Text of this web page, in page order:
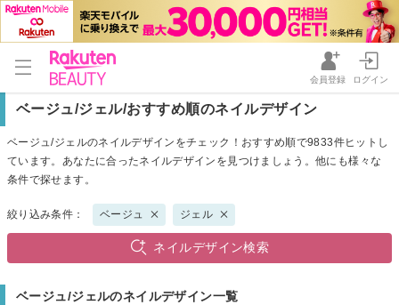
会員登録 ログイン
ベージュ/ジェル/おすすめ順のネイルデザイン
ベージュ/ジェルのネイルデザインをチェック！おすすめ順で9833件ヒットし
ています。あなたに合ったネイルデザインを見つけましょう。他にも様々な
条件で探せます。
絞り込み条件： ベージュ ジェル
ネイルデザイン検索
ベージュ/ジェルのネイルデザイン一覧